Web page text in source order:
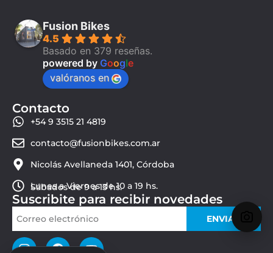
Fusion Bikes
4.5
Basado en 379 reseñas.
powered by Google
valóranos en
Contacto
+54 9 3515 21 4819
contacto@fusionbikes.com.ar
Nicolás Avellaneda 1401, Córdoba
Lunes a Viernes de 10 a 19 hs.
Sábados de 9 a 13 hs.
Suscribite para recibir novedades
ENVIAR